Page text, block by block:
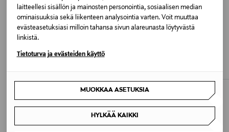
laitteellesi sisällön ja mainosten personointia, sosiaalisen median
ominaisuuksia sekä liikenteen analysointia varten. Voit muuttaa
evästeasetuksiasi milloin tahansa sivun alareunasta löytyvästä
linkistä.
Tietoturva ja evästeiden käyttö
MUOKKAA ASETUKSIA
HYLKÄÄ KAIKKI
Valmistajan tuotenumero
V8106
Stockmann, Lindex Group Oyj, Aleksanterinkatu 52 B,
PL 220, 00101, Helsinki, Finland
ETUKUPONKITUOTE
Dad-lippalakki